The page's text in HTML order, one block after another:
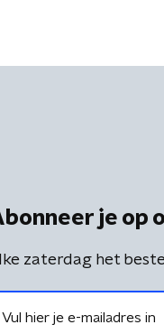
je op
zaterdag het